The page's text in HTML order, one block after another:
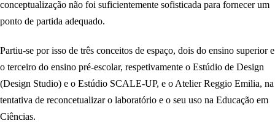
conceptualização não foi suficientemente sofisticada para fornecer um
ponto de partida adequado.
Partiu-se por isso de três conceitos de espaço, dois do ensino superior e
o terceiro do ensino pré-escolar, respetivamente o Estúdio de Design
(Design Studio) e o Estúdio SCALE-UP, e o Atelier Reggio Emilia, na
tentativa de reconcetualizar o laboratório e o seu uso na Educação em
Ciências.